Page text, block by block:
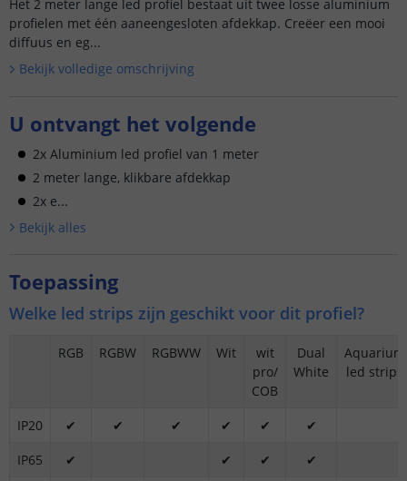
Het 2 meter lange led profiel bestaat uit twee losse aluminium
profielen met één aaneengesloten afdekkap. Creëer een mooi
diffuus en eg...
Bekijk volledige omschrijving
U ontvangt het volgende
2x Aluminium led profiel van 1 meter
2 meter lange, klikbare afdekkap
2x e...
Bekijk alles
Toepassing
Welke led strips zijn geschikt voor dit profiel?
RGB RGBW RGBWW Wit
wit
pro/
COB
Dual
White
Aquarium
led strips
IP20 ✔ ✔ ✔ ✔ ✔
✔
IP65
✔ ✔ ✔
✔